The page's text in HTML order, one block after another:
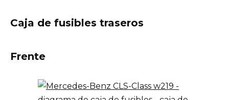
Caja de fusibles traseros
Frente